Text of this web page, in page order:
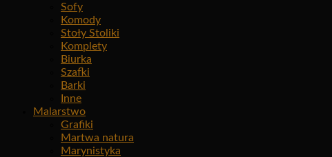
Sofy
Komody
Stoły Stoliki
Komplety
Biurka
Szafki
Barki
Inne
Malarstwo
Grafiki
Martwa natura
Marynistyka